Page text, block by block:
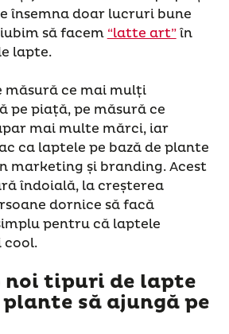
însemna doar lucruri bune
să facem “latte art”în
lapte.
măsură ce mai mulți
piață, pe măsură ce
mai multe mărci, iar
ca laptele pe bază de plante
marketing și branding. Acest
îndoială, la creșterea
dornice să facă
pentru că laptele
cool.
noi tipuri de lapte
plante să ajungă pe